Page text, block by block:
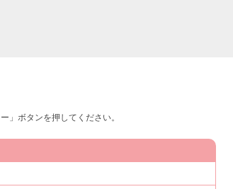
」ボタンを押してください。